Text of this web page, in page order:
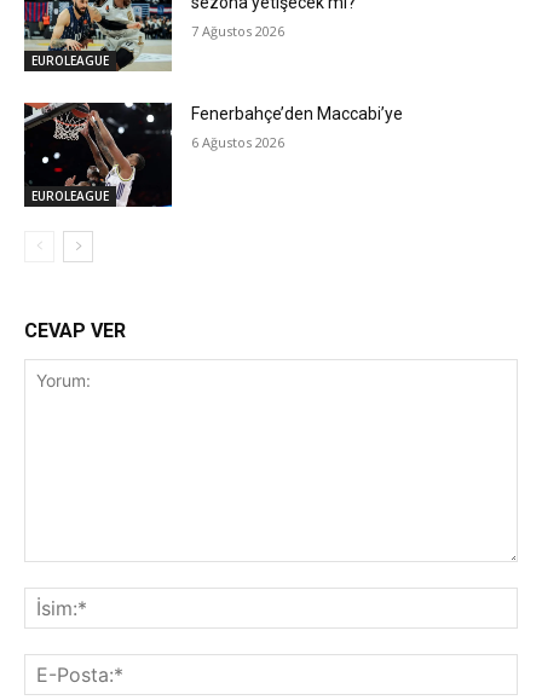
EUROLEAGUE
7 Ağustos 2026
EUROLEAGUE
Fenerbahçe’den Maccabi’ye
6 Ağustos 2026
CEVAP VER